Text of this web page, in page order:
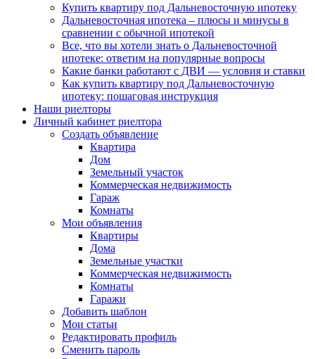
Купить квартиру под Дальневосточную ипотеку
Дальневосточная ипотека – плюсы и минусы в
сравнении с обычной ипотекой
Все, что вы хотели знать о Дальневосточной
ипотеке: ответим на популярные вопросы
Какие банки работают с ДВИ — условия и ставки
Как купить квартиру под Дальневосточную
ипотеку: пошаговая инструкция
Наши риелторы
Личный кабинет риелтора
Cоздать объявление
Квартира
Дом
Земельный участок
Коммерческая недвижимость
Гараж
Комнаты
Мои объявления
Квартиры
Дома
Земельные участки
Коммерческая недвижимость
Комнаты
Гаражи
Добавить шаблон
Мои статьи
Редактировать профиль
Сменить пароль